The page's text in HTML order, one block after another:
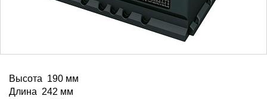
Высота 190 мм
Длина 242 мм